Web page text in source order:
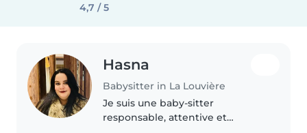
4,7 / 5
Hasna
Babysitter in La Louvière
Je suis une baby-sitter
responsable, attentive et